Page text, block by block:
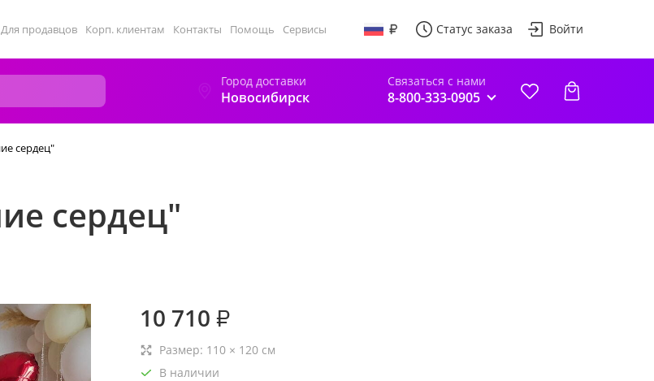
Для продавцов Корп. клиентам Контакты Помощь Сервисы Статус заказа Войти
Город доставки
Новосибирск
Связаться с нами
8-800-333-0905
сердец"
сердец"
10 710 ₽
Размер: 110 × 120 см
В наличии